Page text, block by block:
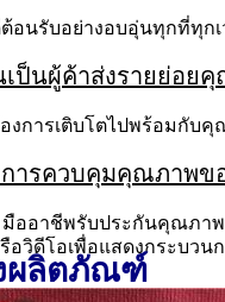
ต้อนรับอย่างอบอุ่นทุกที่ทุกเ
ป็นผู้ค้าส่งรายย่อย
องการเติบโตไปพร้อมกับ
การควบคุมคุณภาพข
มืออาชีพรับประกันคุณภา
อวิดีโอเพื่อแสดงกระบวน
ผลิตภัณฑ์